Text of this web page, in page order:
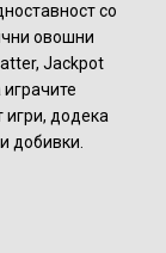
со
овошни
Jackpot
игри, додека
добивки.